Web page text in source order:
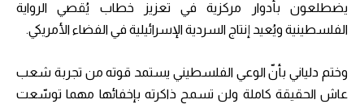
يضطلعون بأدوار مركزية في تعزيز خطاب يُقصي الرواية
الفلسطينية ويُعيد إنتاج السردية الإسرائيلية في الفضاء الأمريكي.
وختم دلياني بأنّ الوعي الفلسطيني يستمد قوته من تجربة شعب
عاش الحقيقة كاملة ولن تسمح ذاكرته بإخفائها مهما توسّعت